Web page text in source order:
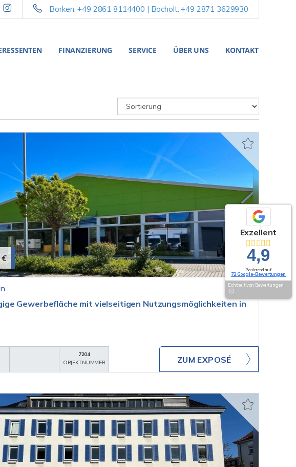
Borken: +49 2861 8114400 | Bocholt: +49 2871 3629930
FINANZIERUNG SERVICE ÜBER UNS KONTAKT
€
Gewerbefläche mit vielseitigen Nutzungsmöglichkeiten in
7204
OBJEKTNUMMER
ZUM EXPOSÉ
Exzellent
4,9
Basierend auf
72 Google-Bewertungen
Echtheit von Bewertungen